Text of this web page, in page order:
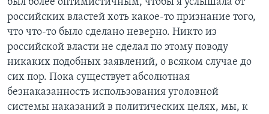
был более оптимистичным, чтобы я услышала от
российских властей хоть какое-то признание того,
что что-то было сделано неверно. Никто из
российской власти не сделал по этому поводу
никаких подобных заявлений, о всяком случае до
сих пор. Пока существует абсолютная
безнаказанность использования уголовной
системы наказаний в политических целях, мы, к